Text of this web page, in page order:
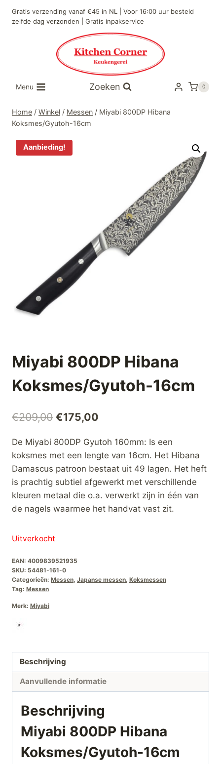
naar
Gratis verzending vanaf €45 in NL | Voor 16:00 uur besteld
zelfde dag verzonden | Gratis inpakservice
Menu Zoeken 0
Home / Winkel / Messen / Miyabi 800DP Hibana
Koksmes/Gyutoh-16cm
Aanbieding!
Miyabi 800DP Hibana
Koksmes/Gyutoh-16cm
€209,00 Oorspronkelijke
was:
€209,00.
€175,00
is:
€175,00.
De Miyabi 800DP Gyutoh 160mm: Is een
koksmes met een lengte van 16cm. Het Hibana
Damascus patroon bestaat uit 49 lagen. Het heft
is prachtig subtiel afgewerkt met verschillende
kleuren metaal die o.a. verwerkt zijn in één van
de nagels waarmee het handvat vast zit.
Uitverkocht
EAN: 4009839521935
SKU: 54481-161-0
Categorieën: Messen, Japanse messen, Koksmessen
Tag: Messen
Merk: Miyabi
Beschrijving
Aanvullende informatie
Beschrijving
Miyabi 800DP Hibana
Koksmes/Gyutoh-16cm